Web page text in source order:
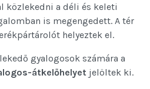
közlekedni a déli és keleti
is megengedett. A tér
helyeztek el.
gyalogosok számára a
átkelőhelyet jelöltek ki.